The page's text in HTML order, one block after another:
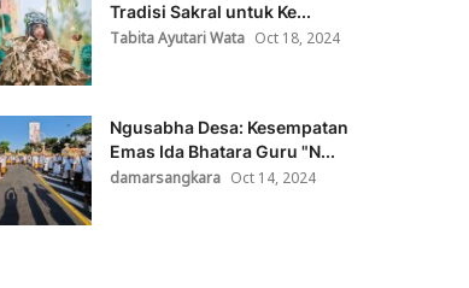
Tradisi Sakral untuk Ke...
Tabita Ayutari Wata Oct 18, 2024
Ngusabha Desa: Kesempatan
Emas Ida Bhatara Guru "N...
damarsangkara Oct 14, 2024